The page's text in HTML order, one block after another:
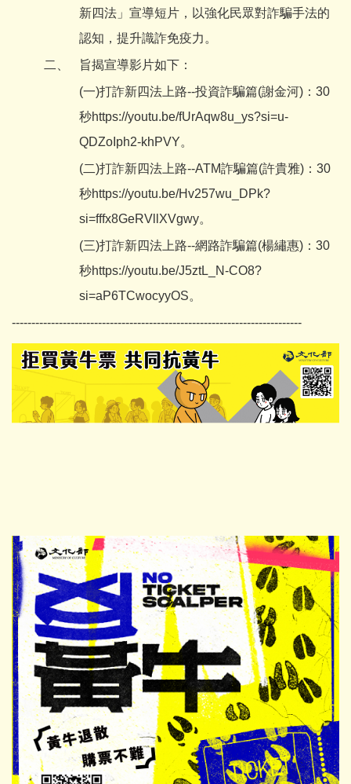
新四法」宣導短片，以強化民眾對詐騙手法的
認知，提升識詐免疫力。
二、
旨揭宣導影片如下：
(一)打詐新四法上路--投資詐騙篇(謝金河)：30
秒https://youtu.be/fUrAqw8u_ys?si=u-
QDZoIph2-khPVY。
(二)打詐新四法上路--ATM詐騙篇(許貴雅)：30
秒https://youtu.be/Hv257wu_DPk?
si=fffx8GeRVllXVgwy。
(三)打詐新四法上路--網路詐騙篇(楊繡惠)：30
秒https://youtu.be/J5ztL_N-CO8?
si=aP6TCwocyyOS。
--------------------------------------------------------------------------